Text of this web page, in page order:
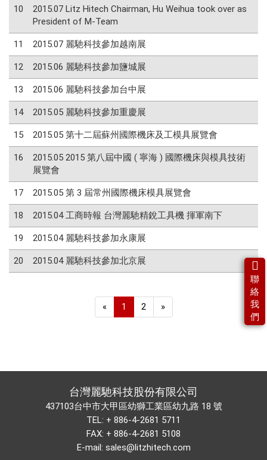
10
2015.07 Litz Hitech Chairman, Hu Weihua took over as
President of M-Team
11 2015.07 麗馳科技參加越南展
12 2015.06 麗馳科技參加鹽城展
13 2015.06 麗馳科技參加台中展
14 2015.05 麗馳科技參加重慶展
15 2015.05 第十二屆蘇州國際機床及工模具展覽會
16
2015.05 2015 第八屆中國 ( 寧海 ) 國際機床與模具技術
展覽會
17 2015.05 第 3 屆常州國際機床模具展覽會
18 2015.04 工商時報 台灣麗馳精銳工具機 揮軍南下
19 2015.04 麗馳科技參加永康展
20 2015.04 麗馳科技參加北京展
« 1 2 »
聯
絡
我
們
台灣麗馳科技股份有限公司
437103台中市大甲區幼獅工業區幼九路 18 號
TEL: + 886-4-2681 5711
FAX: + 886-4-2681 5108
E-mail: sales@litzhitech.com